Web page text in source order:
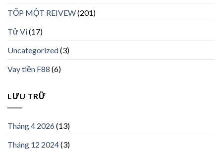
TỐP MỘT REIVEW(201)
Tử Vi(17)
Uncategorized(3)
Vay tiền F88 (6)
LƯU TRỮ
Tháng 4 2026(13)
Tháng 12 2024(3)